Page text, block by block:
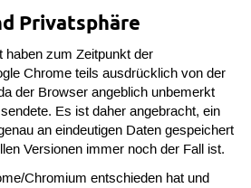
Privatsphäre
haben zum Zeitpunkt der
Chrome teils ausdrücklich von der
der Browser angeblich unbemerkt
Es ist daher angebracht, ein
an eindeutigen Daten gespeichert
Versionen immer noch der Fall ist.
Chromium entschieden hat und